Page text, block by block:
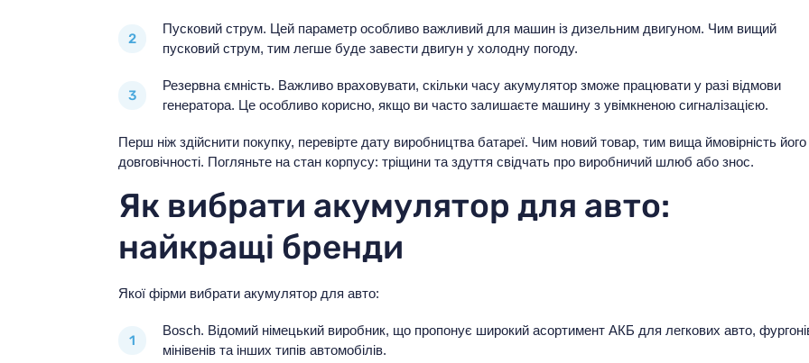
Пусковий струм. Цей параметр особливо важливий для машин із дизельним двигуном. Чим вищий
пусковий струм, тим легше буде завести двигун у холодну погоду.
Резервна ємність. Важливо враховувати, скільки часу акумулятор зможе працювати у разі відмови
генератора. Це особливо корисно, якщо ви часто залишаєте машину з увімкненою сигналізацією.
Перш ніж здійснити покупку, перевірте дату виробництва батареї. Чим новий товар, тим вища ймовірність його
довговічності. Погляньте на стан корпусу: тріщини та здуття свідчать про виробничий шлюб або знос.
Як вибрати акумулятор для авто:
найкращі бренди
Якої фірми вибрати акумулятор для авто:
Bosch. Відомий німецький виробник, що пропонує широкий асортимент АКБ для легкових авто,
мінівенів та інших типів автомобілів.